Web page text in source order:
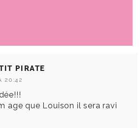
PIRATE
20:42
age que Louison il sera ravi